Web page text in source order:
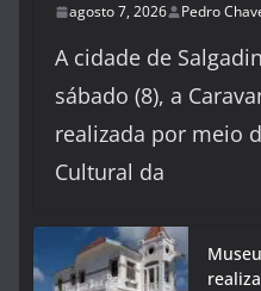
agosto 7, 2026 Pedro
A cidade de
sábado (8), a
realizada por meio
Cultural da